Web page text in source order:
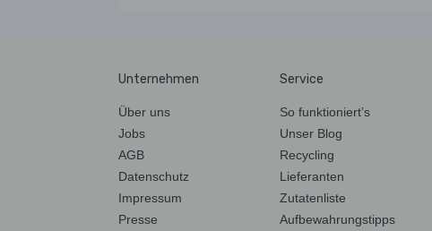
Unternehmen
Über uns
Jobs
AGB
Datenschutz
Impressum
Presse
Service
So funktioniert’s
Unser Blog
Recycling
Lieferanten
Zutatenliste
Aufbewahrungstipps